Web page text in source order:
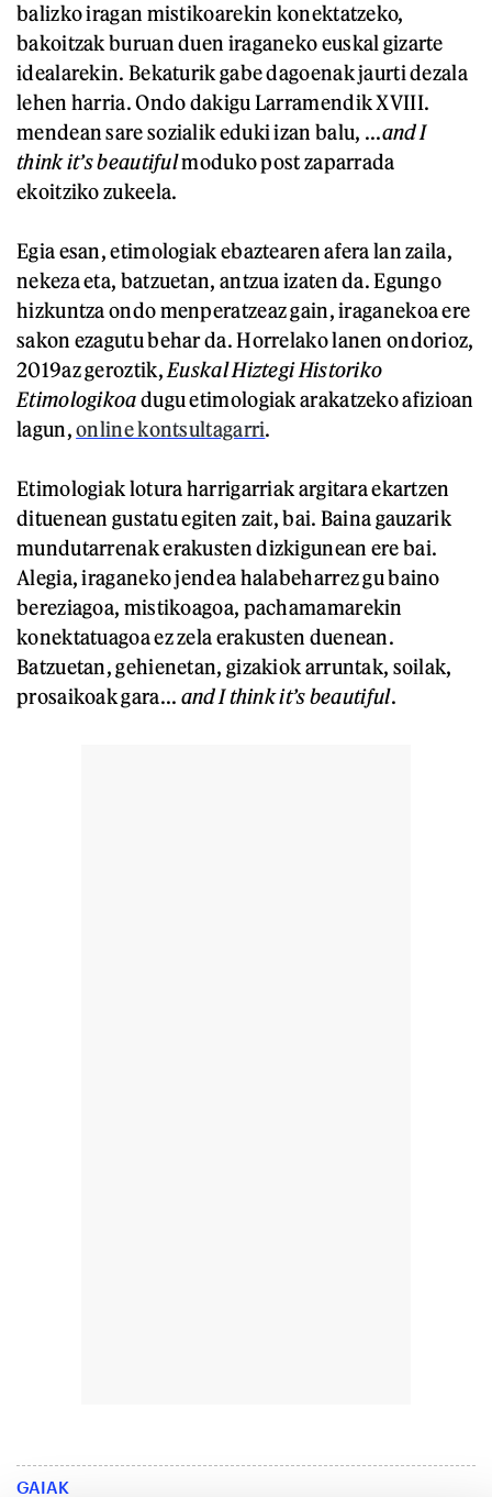
balizko iragan mistikoarekin konektatzeko,
bakoitzak buruan duen iraganeko euskal gizarte
idealarekin. Bekaturik gabe dagoenak jaurti dezala
lehen harria. Ondo dakigu Larramendik XVIII.
mendean sare sozialik eduki izan balu, ...and I
think it’s beautifulmoduko post zaparrada
ekoitziko zukeela.
Egia esan, etimologiak ebaztearen afera lan zaila,
nekeza eta, batzuetan, antzua izaten da. Egungo
hizkuntza ondo menperatzeaz gain, iraganekoa ere
sakon ezagutu behar da. Horrelako lanen ondorioz,
2019az geroztik, Euskal Hiztegi Historiko
Etimologikoadugu etimologiak arakatzeko afizioan
lagun,online kontsultagarri.
Etimologiak lotura harrigarriak argitara ekartzen
dituenean gustatu egiten zait, bai. Baina gauzarik
mundutarrenak erakusten dizkigunean ere bai.
Alegia, iraganeko jendea halabeharrez gu baino
bereziagoa, mistikoagoa, pachamamarekin
konektatuagoa ez zela erakusten duenean.
Batzuetan, gehienetan, gizakiok arruntak, soilak,
prosaikoak gara... and I think it’s beautiful.
GAIAK